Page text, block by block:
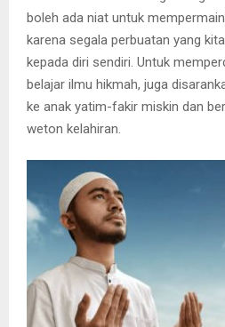
boleh ada niat untuk
karena segala perbuatan yang
kepada diri sendiri. Untuk
belajar ilmu hikmah, juga
ke anak yatim-fakir miskin dan
weton kelahiran.